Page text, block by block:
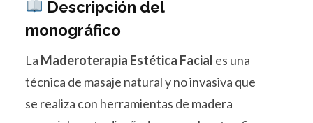
Descripción del
monográfico
La Maderoterapia Estética Facial es una
técnica de masaje natural y no invasiva que
se realiza con herramientas de madera